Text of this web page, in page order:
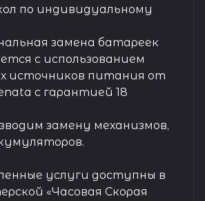
по индивидуальному
замена батареек
с использованием
источников питания от
с гарантией 18
замену механизмов,
услуги доступны в
«Часовая Скорая